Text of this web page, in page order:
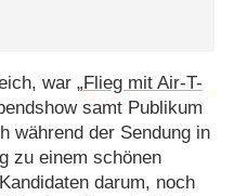
war „Flieg mit Air-T-
samt Publikum
während der Sendung in
zu einem schönen
darum, noch